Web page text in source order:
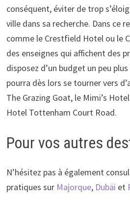
conséquent, éviter de trop
ville dans sa recherche. Dans ce
comme le Crestfield Hotel ou le
des enseignes qui affichent des
disposez d’un budget un peu
pourra dès lors se tourner vers
The Grazing Goat, le Mimi’s
Hotel Tottenham Court Road.
Pour vos autres
N’hésitez pas à également
pratiques sur Majorque, Dubäi et